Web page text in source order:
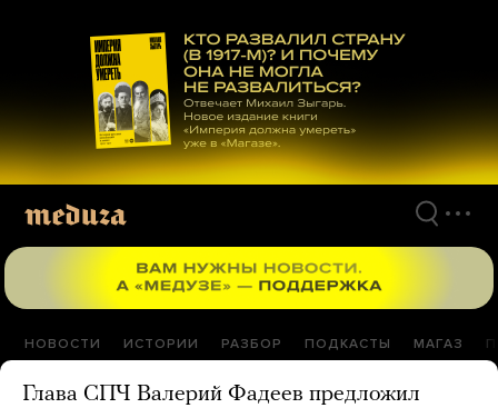
материалам
НОВОСТИ ИСТОРИИ РАЗБОР ПОДКАСТЫ МАГАЗ
Глава СПЧ Валерий Фадеев предложил